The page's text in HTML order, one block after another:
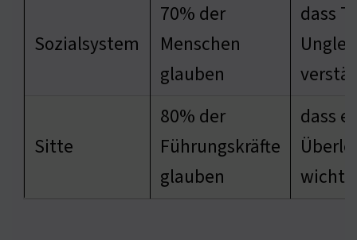
Sozialsystem
70% der
Menschen
glauben
dass
Sitte
80% der
Führungskräfte
glauben
dass